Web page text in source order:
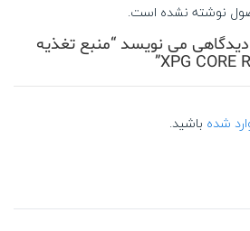
نوشته نشده است.
می نویسد “منبع تغذیه
XPG CORE
شده باشید.